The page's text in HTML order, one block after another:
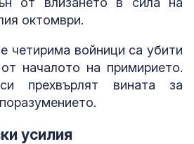
октомври.
четирима войници са убити
началото на примирието.
прехвърлят вината за
усилия